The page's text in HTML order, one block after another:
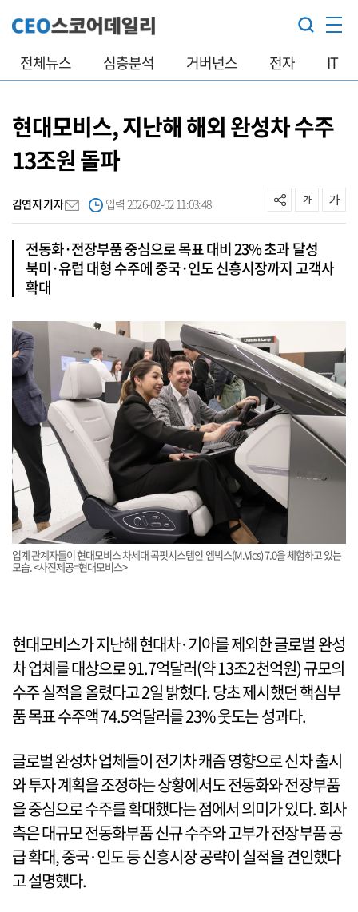
전체뉴스 심층분석 거버넌스 전자 IT
현대모비스, 지난해 해외 완성차 수주
13조원 돌파
김연지 기자 입력 2026-02-02 11:03:48
전동화·전장부품 중심으로 목표 대비 23% 초과 달성
북미·유럽 대형 수주에 중국·인도 신흥시장까지 고객사
확대
업계 관계자들이 현대모비스 차세대 콕핏시스템인 엠빅스(M.Vics) 7.0을 체험하고 있는
모습. <사진제공=현대모비스>
현대모비스가 지난해 현대차·기아를 제외한 글로벌 완성
차 업체를 대상으로 91.7억달러(약 13조2천억원) 규모의
수주 실적을 올렸다고 2일 밝혔다. 당초 제시했던 핵심부
품 목표 수주액 74.5억달러를 23% 웃도는 성과다.
글로벌 완성차 업체들이 전기차 캐즘 영향으로 신차 출시
와 투자 계획을 조정하는 상황에서도 전동화와 전장부품
을 중심으로 수주를 확대했다는 점에서 의미가 있다. 회사
측은 대규모 전동화부품 신규 수주와 고부가 전장부품 공
급 확대, 중국·인도 등 신흥시장 공략이 실적을 견인했다
고 설명했다.